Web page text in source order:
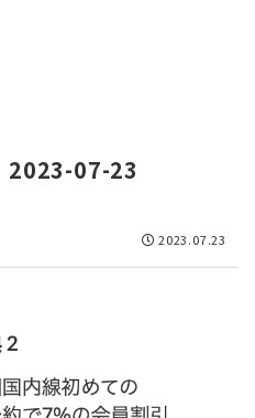
2023-07-23
2023.07.23